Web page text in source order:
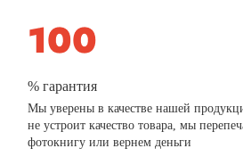
% гарантия
Мы уверены в качестве нашей
не устроит качество товара, мы
фотокнигу или вернем деньги